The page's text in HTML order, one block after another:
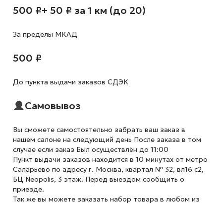
500 ₽+ 50 ₽ за 1 км (до 20)
За пределы МКАД
500 ₽
До пункта выдачи заказов СДЭК
Самовывоз
Вы сможете самостоятельно забрать ваш заказ в
нашем салоне на следующий день После заказа в том
случае если заказ Был осуществлён до 11:00
Пункт выдачи заказов находится в 10 минутах от метро
Саларьево по адресу г. Москва, квартал № 32, вл16 с2,
БЦ Neopolis, 3 этаж. Перед выездом сообщить о
приезде.
Так же вы можете заказать набор товара в любом из